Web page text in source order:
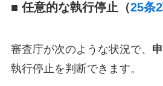
■ 任意的な執行停止（25条
審査庁が次のような状況で、
執行停止を判断できます。